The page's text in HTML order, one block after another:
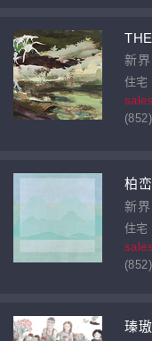
新界
住宅
柏峦
新界
住宅
瑧璈